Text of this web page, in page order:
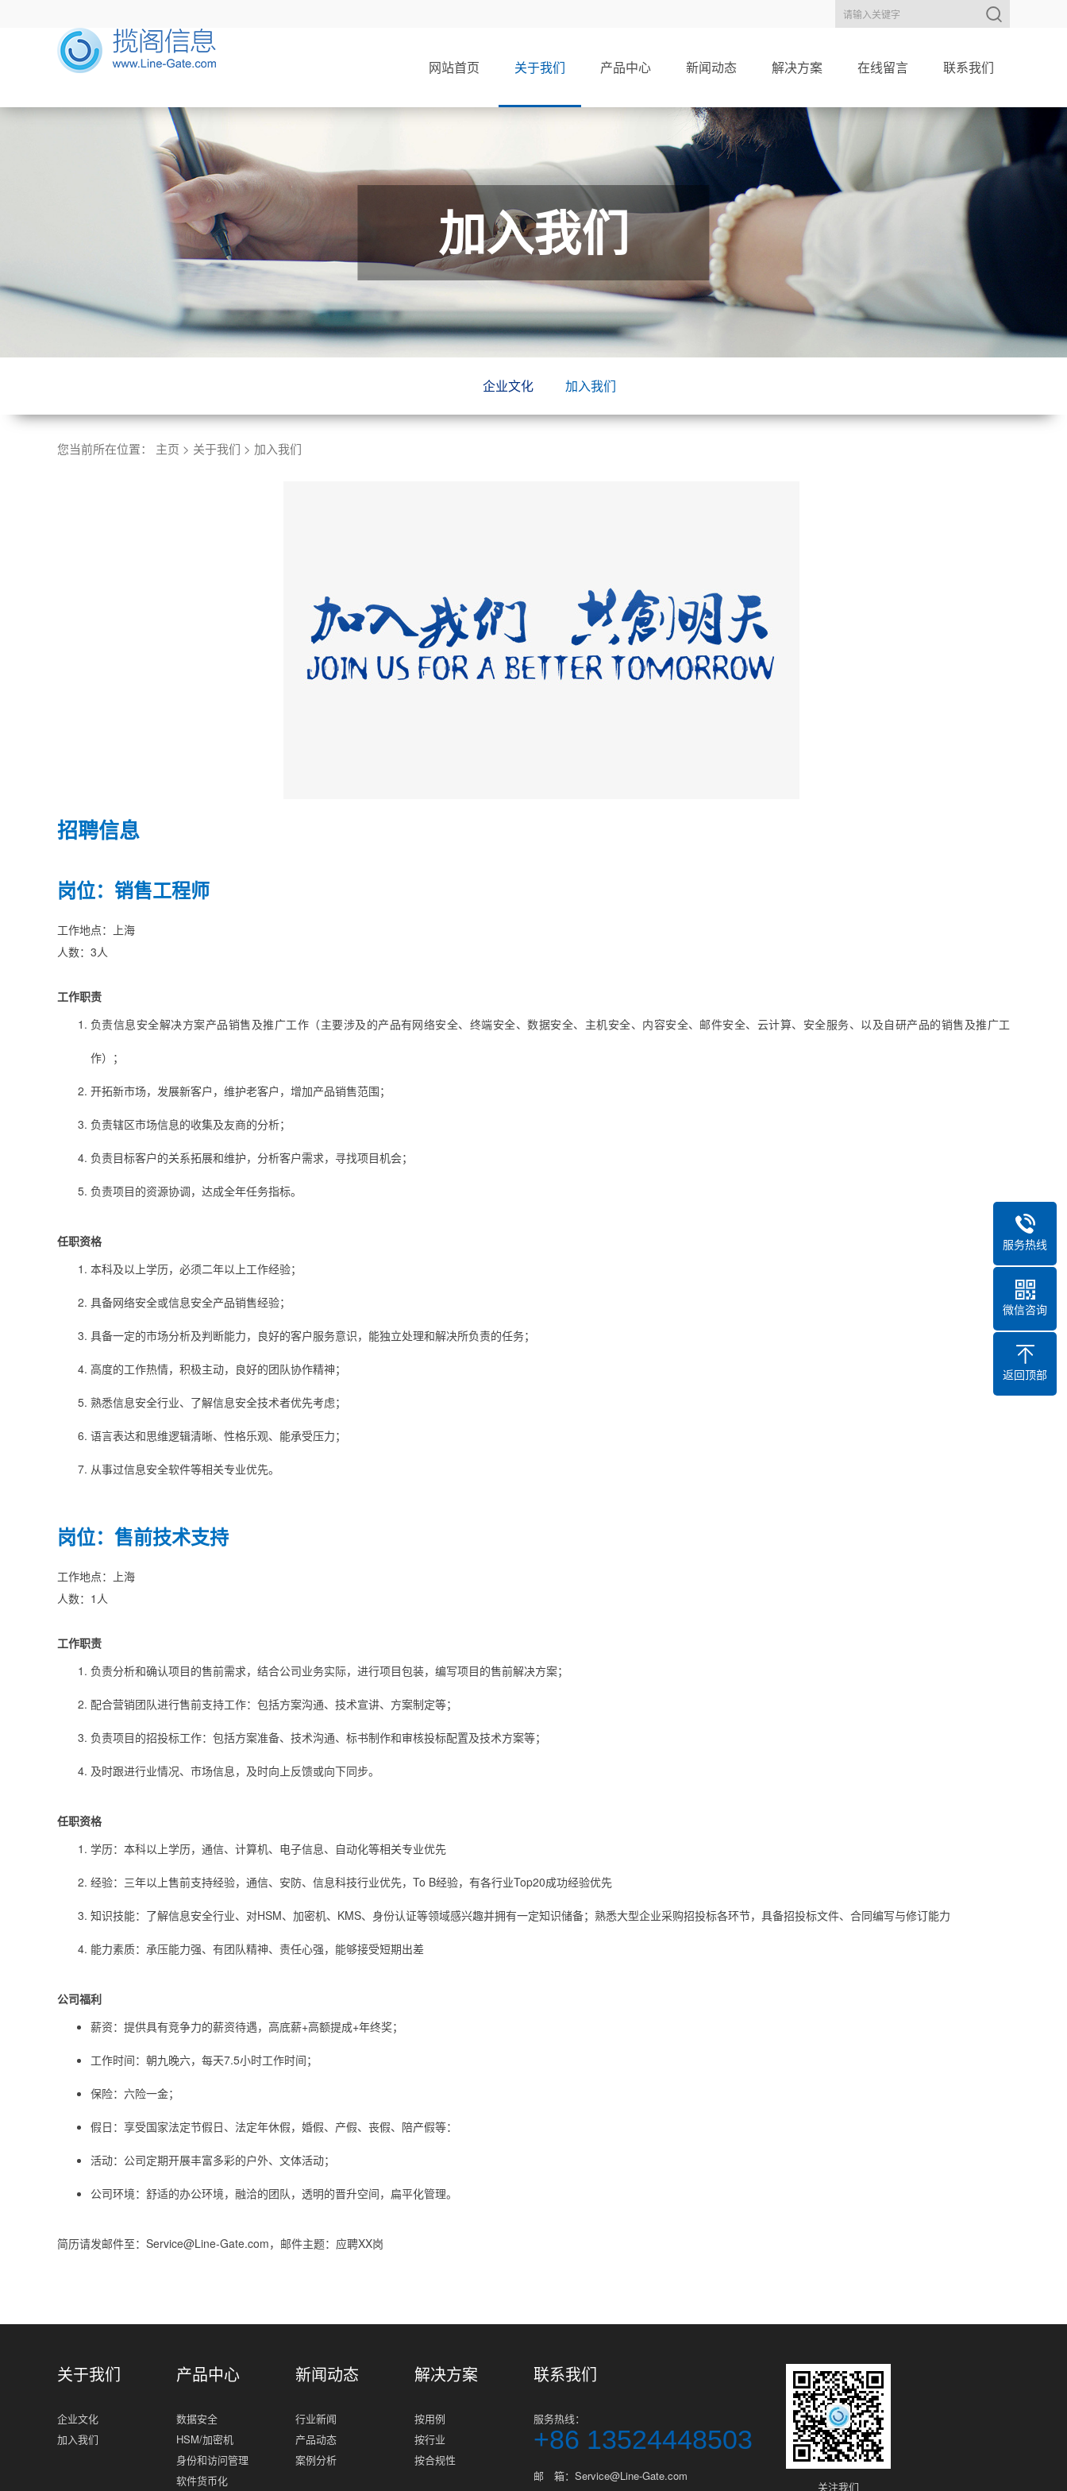
网站首页 关于我们 产品中心 新闻动态 解决方案 在线留言 联系我们
加入我们
企业文化 加入我们
您当前所在位置： 主页 > 关于我们 > 加入我们
招聘信息
岗位：销售工程师
工作地点：上海
人数：3人
工作职责
负责信息安全解决方案产品销售及推广工作（主要涉及的产品有网络安全、终端安全、数据安全、主机安全、内容安全、邮件安全、云计算、安全服务、以及自研产品的销售及推广工
作）；
开拓新市场，发展新客户，维护老客户，增加产品销售范围；
负责辖区市场信息的收集及友商的分析；
负责目标客户的关系拓展和维护，分析客户需求，寻找项目机会；
负责项目的资源协调，达成全年任务指标。
任职资格
本科及以上学历，必须二年以上工作经验；
具备网络安全或信息安全产品销售经验；
具备一定的市场分析及判断能力，良好的客户服务意识，能独立处理和解决所负责的任务；
高度的工作热情，积极主动，良好的团队协作精神；
熟悉信息安全行业、了解信息安全技术者优先考虑；
语言表达和思维逻辑清晰、性格乐观、能承受压力；
从事过信息安全软件等相关专业优先。
岗位：售前技术支持
工作地点：上海
人数：1人
工作职责
负责分析和确认项目的售前需求，结合公司业务实际，进行项目包装，编写项目的售前解决方案；
配合营销团队进行售前支持工作：包括方案沟通、技术宣讲、方案制定等；
负责项目的招投标工作：包括方案准备、技术沟通、标书制作和审核投标配置及技术方案等；
及时跟进行业情况、市场信息，及时向上反馈或向下同步。
任职资格
学历：本科以上学历，通信、计算机、电子信息、自动化等相关专业优先
经验：三年以上售前支持经验，通信、安防、信息科技行业优先，To B经验，有各行业Top20成功经验优先
知识技能：了解信息安全行业、对HSM、加密机、KMS、身份认证等领域感兴趣并拥有一定知识储备；熟悉大型企业采购招投标各环节，具备招投标文件、合同编写与修订能力
能力素质：承压能力强、有团队精神、责任心强，能够接受短期出差
公司福利
薪资：提供具有竞争力的薪资待遇，高底薪+高额提成+年终奖；
工作时间：朝九晚六，每天7.5小时工作时间；
保险：六险一金；
假日：享受国家法定节假日、法定年休假，婚假、产假、丧假、陪产假等：
活动：公司定期开展丰富多彩的户外、文体活动；
公司环境：舒适的办公环境，融洽的团队，透明的晋升空间，扁平化管理。
简历请发邮件至：Service@Line-Gate.com，邮件主题：应聘XX岗
关于我们
企业文化
加入我们
产品中心
数据安全
HSM/加密机
身份和访问管理
软件货币化
新闻动态
行业新闻
产品动态
案例分析
解决方案
按用例
按行业
按合规性
联系我们
服务热线：
+86 13524448503
邮 箱：Service@Line-Gate.com
关注我们
服务热线
微信咨询
返回顶部